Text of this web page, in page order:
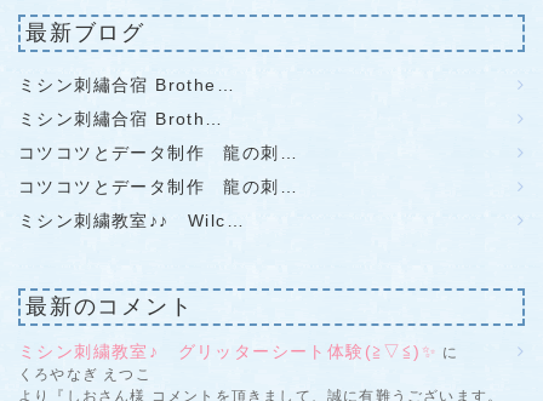
最新ブログ
ミシン刺繡合宿 Brothe…
ミシン刺繡合宿 Broth…
コツコツとデータ制作 龍の刺…
コツコツとデータ制作 龍の刺…
ミシン刺繍教室♪♪ Wilc…
最新のコメント
ミシン刺繍教室♪ グリッターシート体験(≧▽≦)✨ に
くろやなぎ えつこ
より『しおさん様 コメントを頂きまして、誠に有難うございます。